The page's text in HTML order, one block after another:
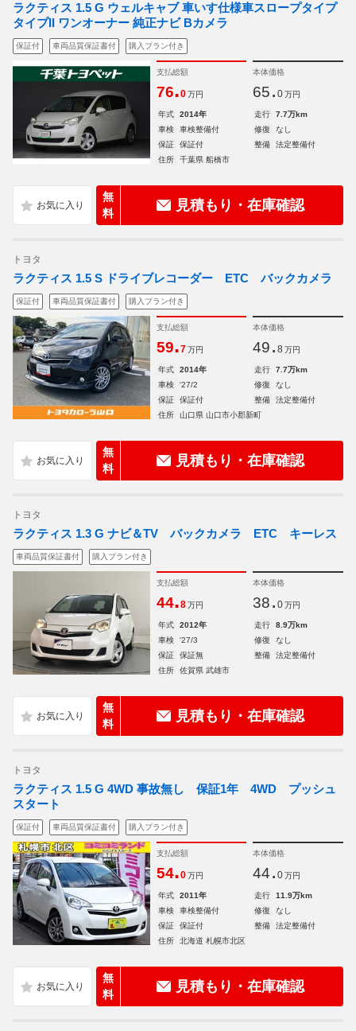
ラクティス 1.5 G ウェルキャブ 車いす仕様車スロープタイプ
タイプII ワンオーナー 純正ナビ Bカメラ
保証付 車両品質保証書付 購入プラン付き
支払総額
76.0 万円
本体価格
65. 0 万円
年式 2014年 走行
7.7万km
車検
車検整備付 修復
なし
保証
保証付 整備
法定整備付
住所
千葉県 船橋市
無
料
見積もり・在庫確認
トヨタ
ラクティス 1.5 S ドライブレコーダー ETC バックカメラ
保証付 車両品質保証書付 購入プラン付き
支払総額
59.7 万円
本体価格
49. 8 万円
年式 2014年 走行
7.7万km
車検
'27/2 修復
なし
保証
保証付 整備
法定整備付
住所
山口県 山口市小郡新町
無
料
見積もり・在庫確認
トヨタ
ラクティス 1.3 G ナビ＆TV バックカメラ ETC キーレス
車両品質保証書付 購入プラン付き
支払総額
44.8 万円
本体価格
38. 0 万円
年式 2012年 走行
8.9万km
車検
'27/3 修復
なし
保証
保証無 整備
法定整備付
住所
佐賀県 武雄市
無
料
見積もり・在庫確認
トヨタ
ラクティス 1.5 G 4WD 事故無し 保証1年 4WD プッシュ
スタート
保証付 車両品質保証書付 購入プラン付き
支払総額
54.0 万円
本体価格
44. 0 万円
年式 2011年 走行
11.9万km
車検
車検整備付 修復
なし
保証
保証付 整備
法定整備付
住所
北海道 札幌市北区
無
料
見積もり・在庫確認